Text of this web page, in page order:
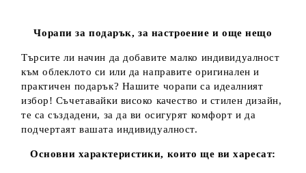
Чорапи за подарък, за настроение и още нещо
Търсите ли начин да добавите малко индивидуалност
към облеклото си или да направите оригинален и
практичен подарък? Нашите чорапи са идеалният
избор! Съчетавайки високо качество и стилен дизайн,
те са създадени, за да ви осигурят комфорт и да
подчертаят вашата индивидуалност.
Основни характеристики, които ще ви харесат: